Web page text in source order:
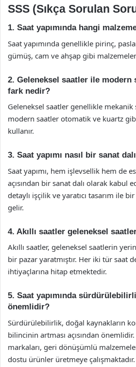
SSS (Sıkça Sorulan
1. Saat yapımında hangi
Saat yapımında genellikle pirinç,
gümüş, cam ve ahşap gibi malzemeler
2. Geleneksel saatler ile modern
fark nedir?
Geleneksel saatler genellikle mekanik
modern saatler otomatik ve kuartz
kullanır.
3. Saat yapımı nasıl bir sanat
Saat yapımı, hem işlevsellik hem de
açısından bir sanat dalı olarak kabul
detaylı işçilik ve yaratıcı tasarım ile
gelir.
4. Akıllı saatler geleneksel
Akıllı saatler, geleneksel saatlerin
bir pazar yaratmıştır. Her iki tür saat
ihtiyaçlarına hitap etmektedir.
5. Saat yapımında
önemlidir?
Sürdürülebilirlik, doğal kaynakların
bilincinin artması açısından
markaları, geri dönüşümlü
dostu ürünler üretmeye çalışmaktadır.